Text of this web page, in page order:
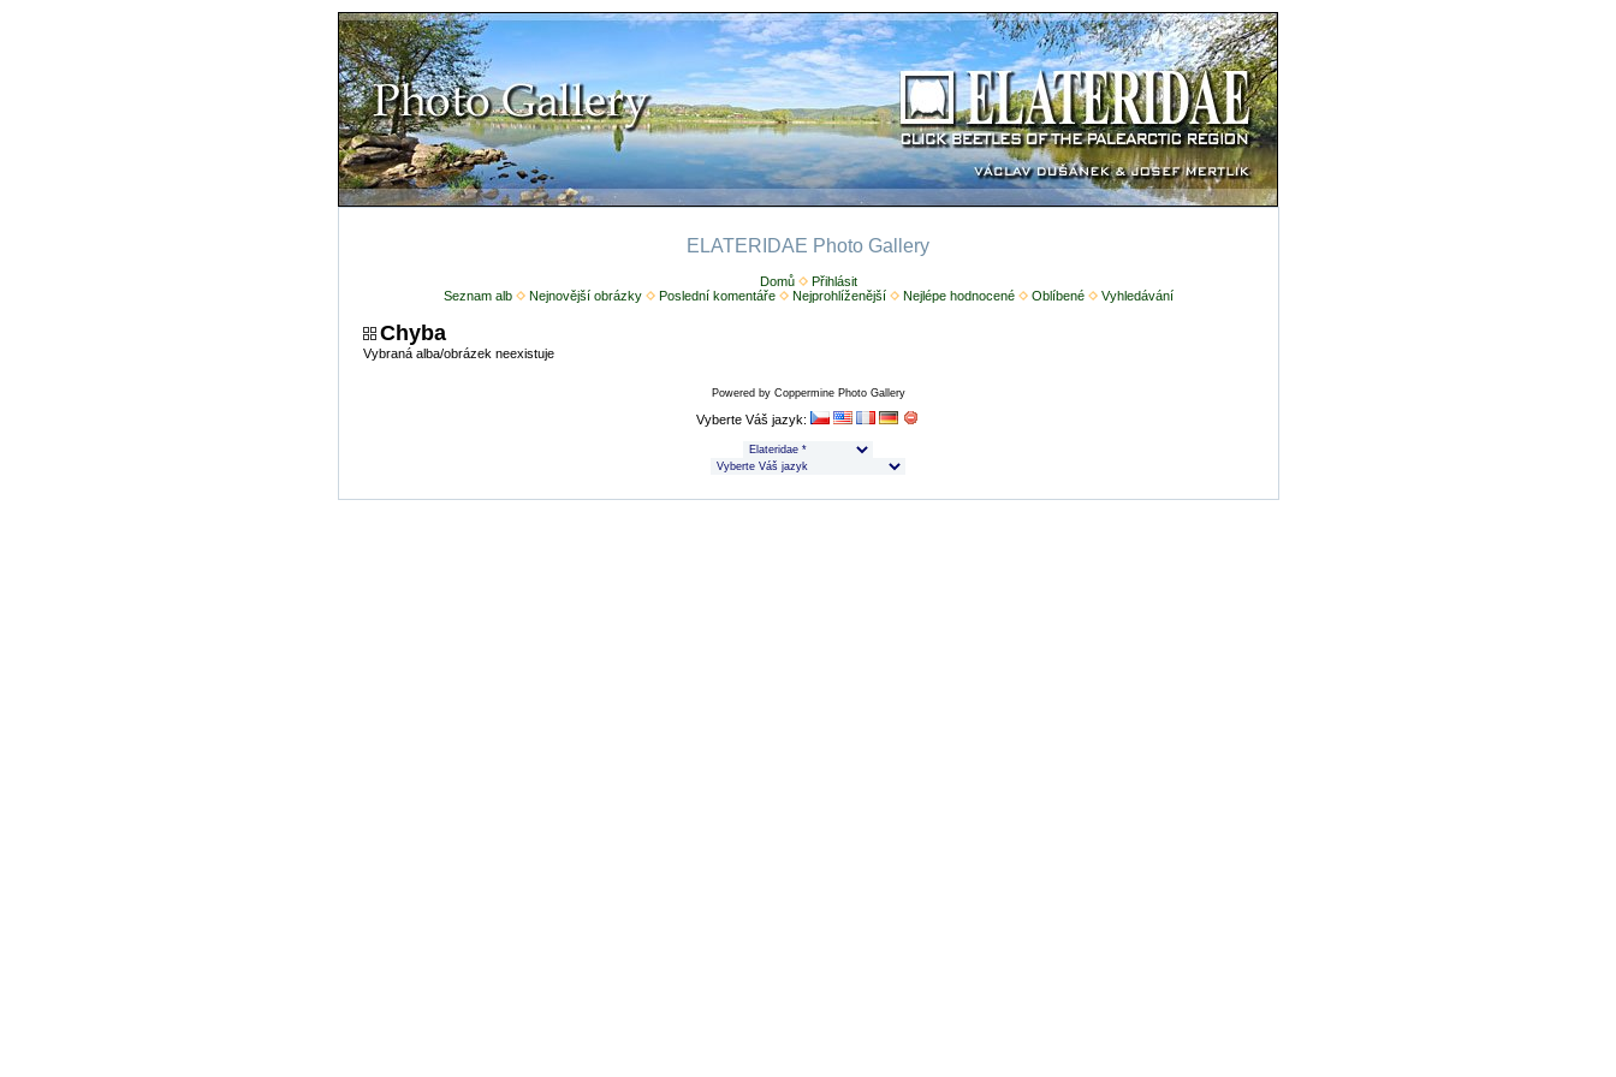
ELATERIDAE Photo Gallery
Domů
Přihlásit
Seznam alb
Nejnovější obrázky Poslední komentáře Nejprohlíženější Nejlépe hodnocené Oblíbené Vyhledávání
Chyba
Vybraná alba/obrázek neexistuje
Powered by Coppermine Photo Gallery
Vyberte Váš jazyk: